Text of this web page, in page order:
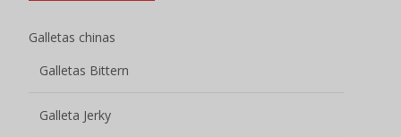
Galletas chinas
Galletas Bittern
Galleta Jerky